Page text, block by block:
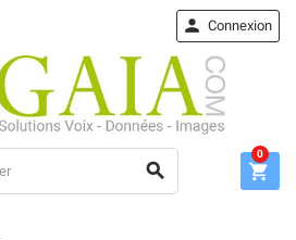

 Connexion

0